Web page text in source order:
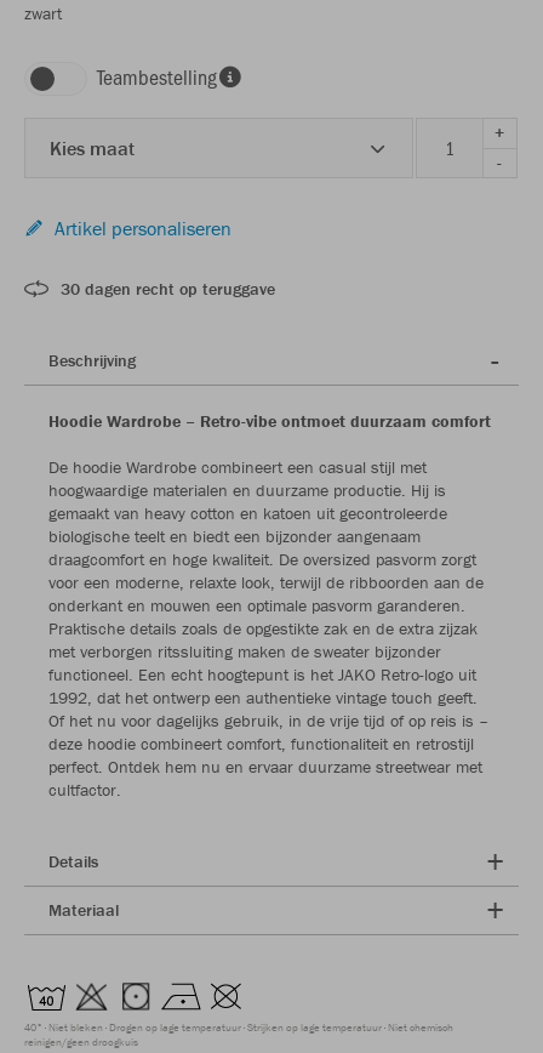
zwart
Teambestelling
Kies maat
+
-
Artikel personaliseren
30 dagen recht op teruggave
Beschrijving
Hoodie Wardrobe – Retro-vibe ontmoet duurzaam comfort
De hoodie Wardrobe combineert een casual stijl met
hoogwaardige materialen en duurzame productie. Hij is
gemaakt van heavy cotton en katoen uit gecontroleerde
biologische teelt en biedt een bijzonder aangenaam
draagcomfort en hoge kwaliteit. De oversized pasvorm zorgt
voor een moderne, relaxte look, terwijl de ribboorden aan de
onderkant en mouwen een optimale pasvorm garanderen.
Praktische details zoals de opgestikte zak en de extra zijzak
met verborgen ritssluiting maken de sweater bijzonder
functioneel. Een echt hoogtepunt is het JAKO Retro-logo uit
1992, dat het ontwerp een authentieke vintage touch geeft.
Of het nu voor dagelijks gebruik, in de vrije tijd of op reis is –
deze hoodie combineert comfort, functionaliteit en retrostijl
perfect. Ontdek hem nu en ervaar duurzame streetwear met
cultfactor.
Details
Materiaal
40° Niet bleken Drogen op lage temperatuur Strijken op lage temperatuur Niet chemisch
reinigen/geen droogkuis